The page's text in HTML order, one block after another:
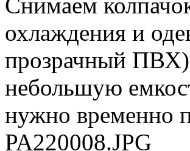
охлаждения и
прозрачный
небольшую
нужно временно
PA220008.JPG